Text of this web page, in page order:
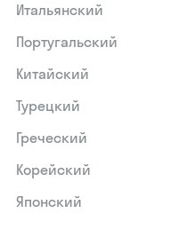
Итальянский
Португальский
Китайский
Турецкий
Греческий
Корейский
Японский